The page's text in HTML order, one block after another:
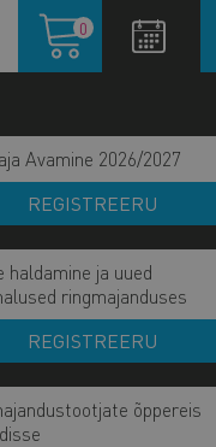
Ostukorv
0
Avamine 2026/2027
REGISTREERU
haldamine ja uued
ringmajanduses
REGISTREERU
õppereis